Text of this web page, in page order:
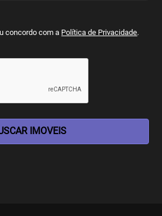
concordo com a Política de Privacidade.
IMOVEIS